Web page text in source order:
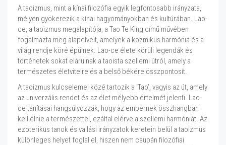
A taoizmus, mint a kínai filozófia egyik legfontosabb irányzata,
mélyen gyökerezik a kínai hagyományokban és kultúrában. Lao-
ce, a taoizmus megalapítója, a Tao Te King című művében
fogalmazta meg alapelveit, amelyek a kozmikus harmónia és a
világ rendje köré épülnek. Lao-ce élete körüli legendák és
történetek sokat elárulnak a taoista szellemi útról, amely a
természetes életvitelre és a belső békére összpontosít.
A taoizmus kulcselemei közé tartozik a ‘Tao’, vagyis az út, amely
az univerzális rendet és az élet mélyebb értelmét jelenti. Lao-
ce tanításai hangsúlyozzák, hogy az embernek összhangban
kell élnie a természettel, ezáltal elérve a szellemi harmóniát. Az
ezoterikus tanok és vallási irányzatok keretein belül a taoizmus
különleges helyet foglal el, hiszen nem csupán filozófiai